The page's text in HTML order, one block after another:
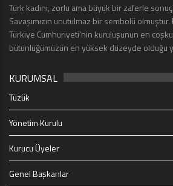
Türk kadını, zorlu ama büyük bir zaferle
Savaşımızın unutulmaz bir sembolü
Türkiye Cumhuriyeti’nin kuruluşunun en
bütünlüğümüzün en yüksek düzeyde olduğu
KURUMSAL
Tüzük
Yönetim Kurulu
Kurucu Üyeler
Genel Başkanlar